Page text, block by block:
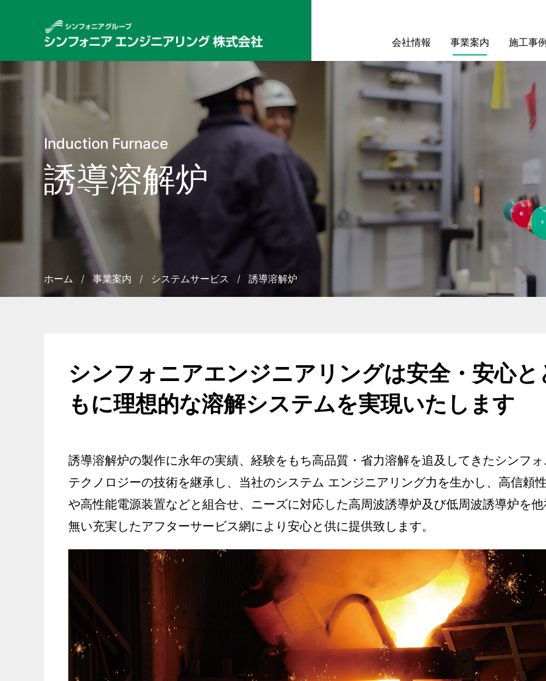
会社情報 事業案内 施工事
Induction Furnace
誘導溶解炉
ホーム / 事業案内 / システムサービス / 誘導溶解炉
シンフォニアエンジニアリングは安全・安心と
もに理想的な溶解システムを実現いたします
誘導溶解炉の製作に永年の実績、経験をもち高品質・省力溶解を追及してきたシンフ
テクノロジーの技術を継承し、当社のシステム エンジニアリング力を生かし、高信頼
や高性能電源装置などと組合せ、ニーズに対応した高周波誘導炉及び低周波誘導炉を
無い充実したアフターサービス網により安心と供に提供致します。